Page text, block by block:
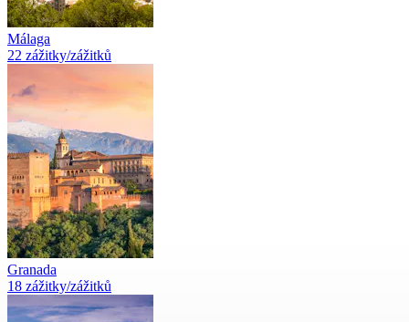
Málaga
22 zážitky/zážitků
Granada
18 zážitky/zážitků